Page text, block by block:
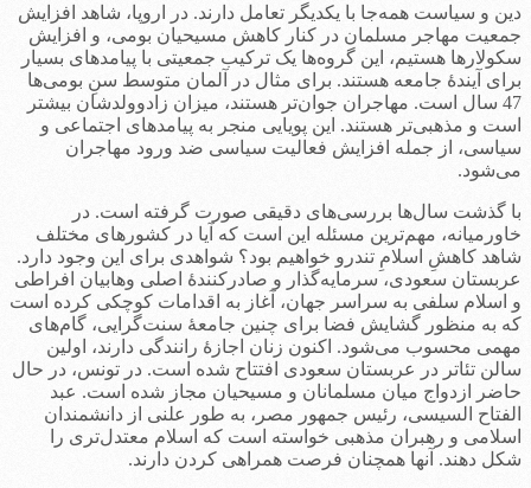
دین و سیاست همه‌جا با یکدیگر تعامل دارند. در اروپا، شاهد افزایش
جمعیت مهاجر مسلمان در کنار کاهش مسیحیان بومی، و افزایش
سکولارها هستیم، این گروه‌ها یک ترکیب جمعیتی با پیامدهای بسیار
برای آیندۀ جامعه هستند. برای مثال در آلمان متوسط سنِ بومی‌ها
47 سال است. مهاجران جوان‌تر هستند، میزان زادوولدشان بیشتر
است و مذهبی‌تر هستند. این پویایی منجر به پیامدهای اجتماعی و
سیاسی، از جمله افزایش فعالیت سیاسی ضد ورود مهاجران
می‌شود.
با گذشت سال‌ها بررسی‌های دقیقی صورت گرفته است. در
خاورمیانه، مهم‌ترین مسئله این است که آیا در کشورهای مختلف
شاهد کاهشِ اسلامِ تندرو خواهیم بود؟ شواهدی برای این وجود دارد.
عربستان سعودی، سرمایه‌گذار و صادرکنندۀ اصلی وهابیان افراطی
و اسلام سلفی به سراسر جهان، آغاز به اقدامات کوچکی کرده است
که به منظور گشایش فضا برای چنین جامعۀ سنت‌گرایی، گام‌های
مهمی محسوب می‌شود. اکنون زنان اجازۀ رانندگی دارند، اولین
سالن تئاتر در عربستان سعودی افتتاح شده است. در تونس، در حال
حاضر ازدواج‌ میان مسلمانان و مسیحیان مجاز شده است. عبد
الفتاح السیسی، رئیس جمهور مصر، به طور علنی از دانشمندان
اسلامی و رهبران مذهبی خواسته است که اسلام معتدل‌تری را
شکل دهند. آنها همچنان فرصت همراهی کردن دارند.